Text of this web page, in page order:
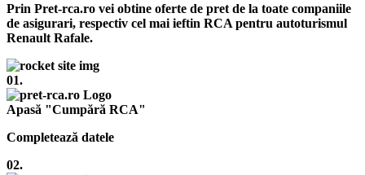
Prin Pret-rca.ro vei obtine oferte de pret de la toate companiile
de asigurari, respectiv cel mai ieftin RCA pentru autoturismul
Renault Rafale.
01.
Apasă "Cumpără RCA"
Completează datele
02.